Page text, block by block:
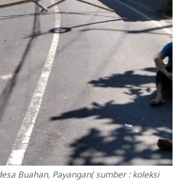
Buahan, Payangan( sumber : koleksi